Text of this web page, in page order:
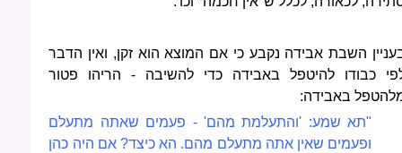
השבת אבידה נקבע כי אם המוצא הוא זקן, ואין הדבר
כבודו להיטפל באבידה כדי להשיבה - הריהו פטור
באבידה:
"תא שמע: 'והתעלמת מהם' - פעמים שאתה מתעלם
ופעמים שאין אתה מתעלם מהם. הא כיצד? אם היה כהן